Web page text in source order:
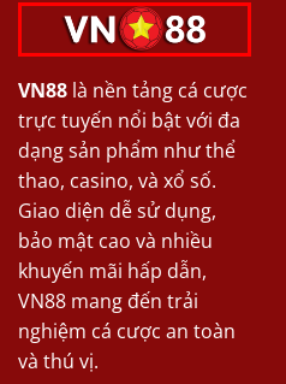
VN88 là nền tảng cá cược
trực tuyến nổi bật với đa
dạng sản phẩm như thể
thao, casino, và xổ số.
Giao diện dễ sử dụng,
bảo mật cao và nhiều
khuyến mãi hấp dẫn,
VN88 mang đến trải
nghiệm cá cược an toàn
và thú vị.